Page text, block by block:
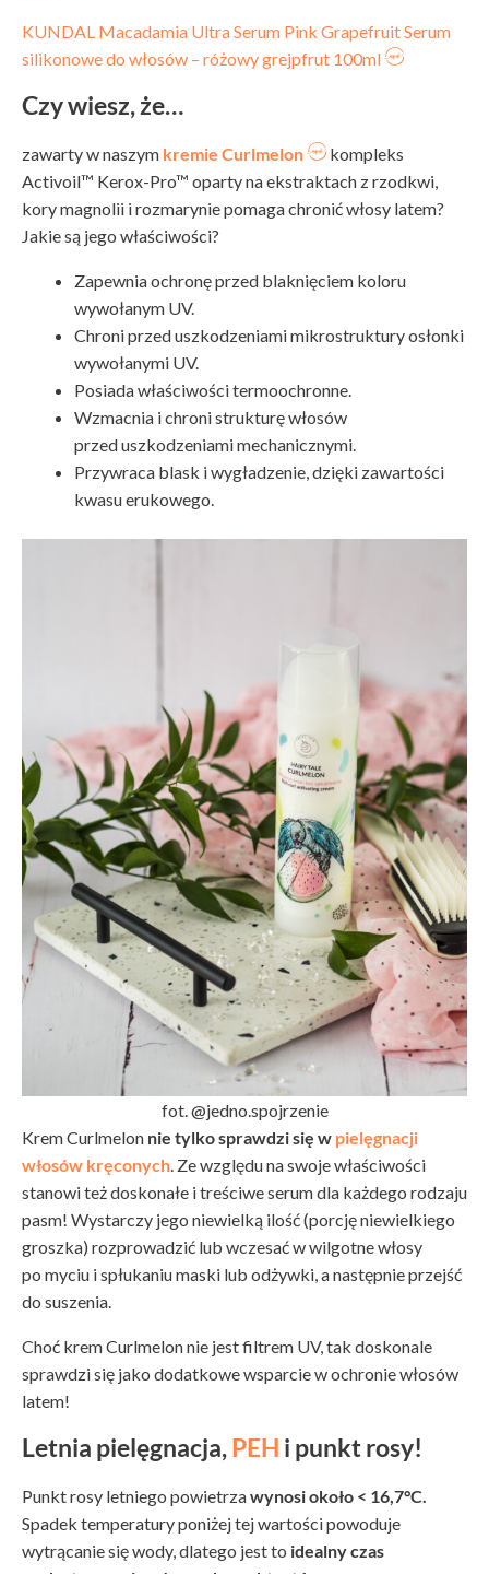
KUNDAL Macadamia Ultra Serum Pink Grapefruit Serum
silikonowe do włosów – różowy grejpfrut 100ml
Czy wiesz, że…
zawarty w naszym kremie Curlmelon
kompleks
Activoil™ Kerox-Pro™ oparty na ekstraktach z rzodkwi,
kory magnolii i rozmarynie pomaga chronić włosy latem?
Jakie są jego właściwości?
Zapewnia ochronę przed blaknięciem koloru
wywołanym UV.
Chroni przed uszkodzeniami mikrostruktury osłonki
wywołanymi UV.
Posiada właściwości termoochronne.
Wzmacnia i chroni strukturę włosów
przed uszkodzeniami mechanicznymi.
Przywraca blask i wygładzenie, dzięki zawartości
kwasu erukowego.
fot. @jedno.spojrzenie
Krem Curlmelon nie tylko sprawdzi się w pielęgnacji
włosów kręconych . Ze względu na swoje właściwości
stanowi też doskonałe i treściwe serum dla każdego rodzaju
pasm! Wystarczy jego niewielką ilość (porcję niewielkiego
groszka) rozprowadzić lub wczesać w wilgotne włosy
po myciu i spłukaniu maski lub odżywki, a następnie przejść
do suszenia.
Choć krem Curlmelon nie jest filtrem UV, tak doskonale
sprawdzi się jako dodatkowe wsparcie w ochronie włosów
latem!
Letnia pielęgnacja, PEH i punkt rosy!
Punkt rosy letniego powietrzawynosi około < 16,7°C.
Spadek temperatury poniżej tej wartości powoduje
wytrącanie się wody, dlatego jest to idealny czas